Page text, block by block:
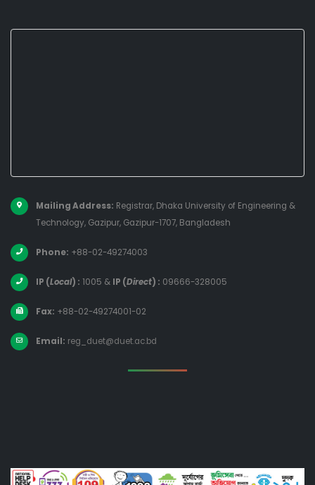
Mailing Address: Registrar, Dhaka University of Engineering &
Technology, Gazipur, Gazipur-1707, Bangladesh
Phone: +88-02-49274003
IP (Local) : 1005 & IP (Direct) : 09666-328005
Fax: +88-02-49274001-02
Email: reg_duet@duet.ac.bd